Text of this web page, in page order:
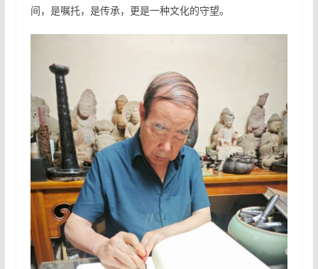
间，是嘱托，是传承，更是一种文化的守望。